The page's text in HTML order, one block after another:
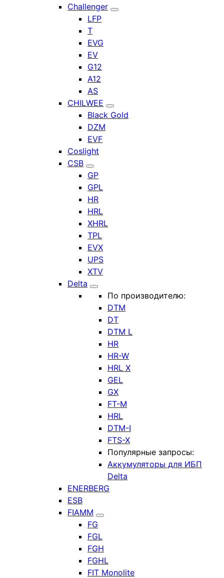
Challenger
LFP
T
EVG
EV
G12
A12
AS
CHILWEE
Black Gold
DZM
EVF
Coslight
CSB
GP
GPL
HR
HRL
XHRL
TPL
EVX
UPS
XTV
Delta
По производителю:
DTM
DT
DTM L
HR
HR-W
HRL X
GEL
GX
FT-M
HRL
DTM-I
FTS-X
Популярные запросы:
Аккумуляторы для ИБП
Delta
ENERBERG
ESB
FIAMM
FG
FGL
FGH
FGHL
FIT Monolite